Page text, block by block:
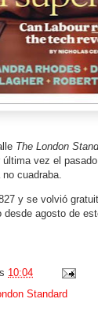
The London
vez el
no cuadraba.
y se volvió
desde agosto de
10:04
Standard